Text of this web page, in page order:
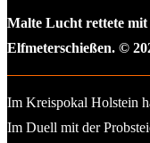
Malte Lucht rettete
Elfmeterschießen. ©
Im Kreispokal Holstein
Im Duell mit der